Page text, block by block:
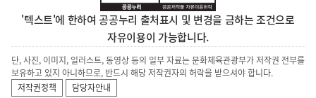
'텍스트'에 한하여 공공누리 출처표시 및 변경을 금하는 조건으로
자유이용이 가능합니다.
단, 사진, 이미지, 일러스트, 동영상 등의 일부 자료는 문화체육관광부가 저작권 전부를
보유하고 있지 아니하므로, 반드시 해당 저작권자의 허락을 받으셔야 합니다.
저작권정책
담당자안내